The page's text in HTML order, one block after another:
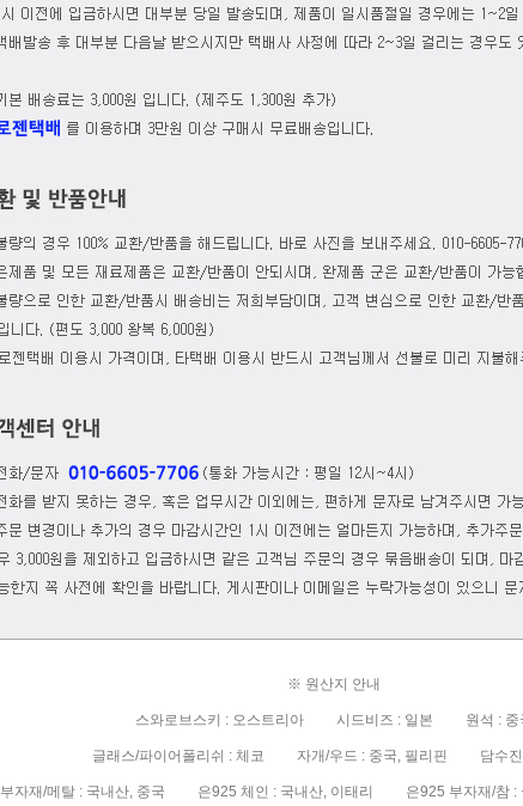
※ 원산지 안내
스와로브스키 : 오스트리아 시드비즈 : 일본 원석 : 중
글래스/파이어폴리쉬 : 체코 자개/우드 : 중국, 필리핀 담수진
부자재/메탈 : 국내산, 중국 은925 체인 : 국내산, 이태리 은925 부자재/참 :